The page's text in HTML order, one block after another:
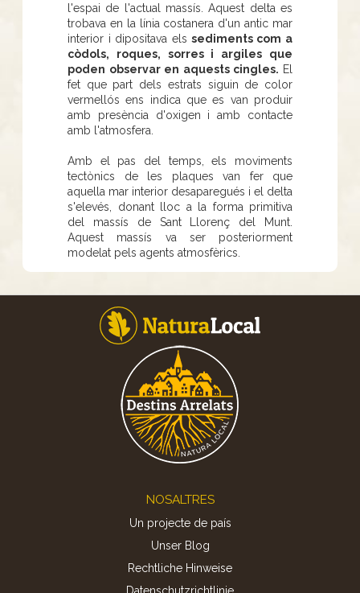
l'espai de l'actual massís. Aquest delta es
trobava en la línia costanera d'un antic mar
interior i dipositava els sediments com a
còdols, roques, sorres i argiles que
poden observar en aquests cingles. El
fet que part dels estrats siguin de color
vermellós ens indica que es van produir
amb presència d'oxigen i amb contacte
amb l'atmosfera.
Amb el pas del temps, els moviments
tectònics de les plaques van fer que
aquella mar interior desaparegués i el delta
s'elevés, donant lloc a la forma primitiva
del massís de Sant Llorenç del Munt.
Aquest massís va ser posteriorment
modelat pels agents atmosfèrics.
NOSALTRES
Un projecte de país
Unser Blog
Rechtliche Hinweise
Datenschutzrichtlinie